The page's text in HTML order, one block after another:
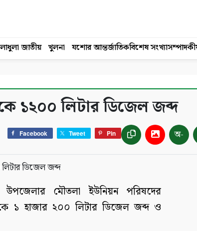
জাতীয় খুলনা যশোর আন্তর্জাতিকবিশেষ সংখ্যা
১২০০ লিটার ডিজেল জব্দ
Facebook Tweet Pin অ-
উপজেলার মৌতলা ইউনিয়ন পরিষদের
১ হাজার ২০০ লিটার ডিজেল জব্দ ও